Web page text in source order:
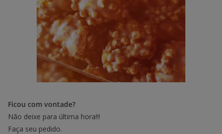
Ficou com vontade?
Não deixe para última hora!!!
Faça seu pedido.